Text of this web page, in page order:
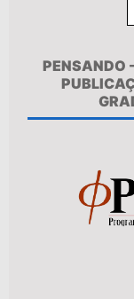
PENSANDO